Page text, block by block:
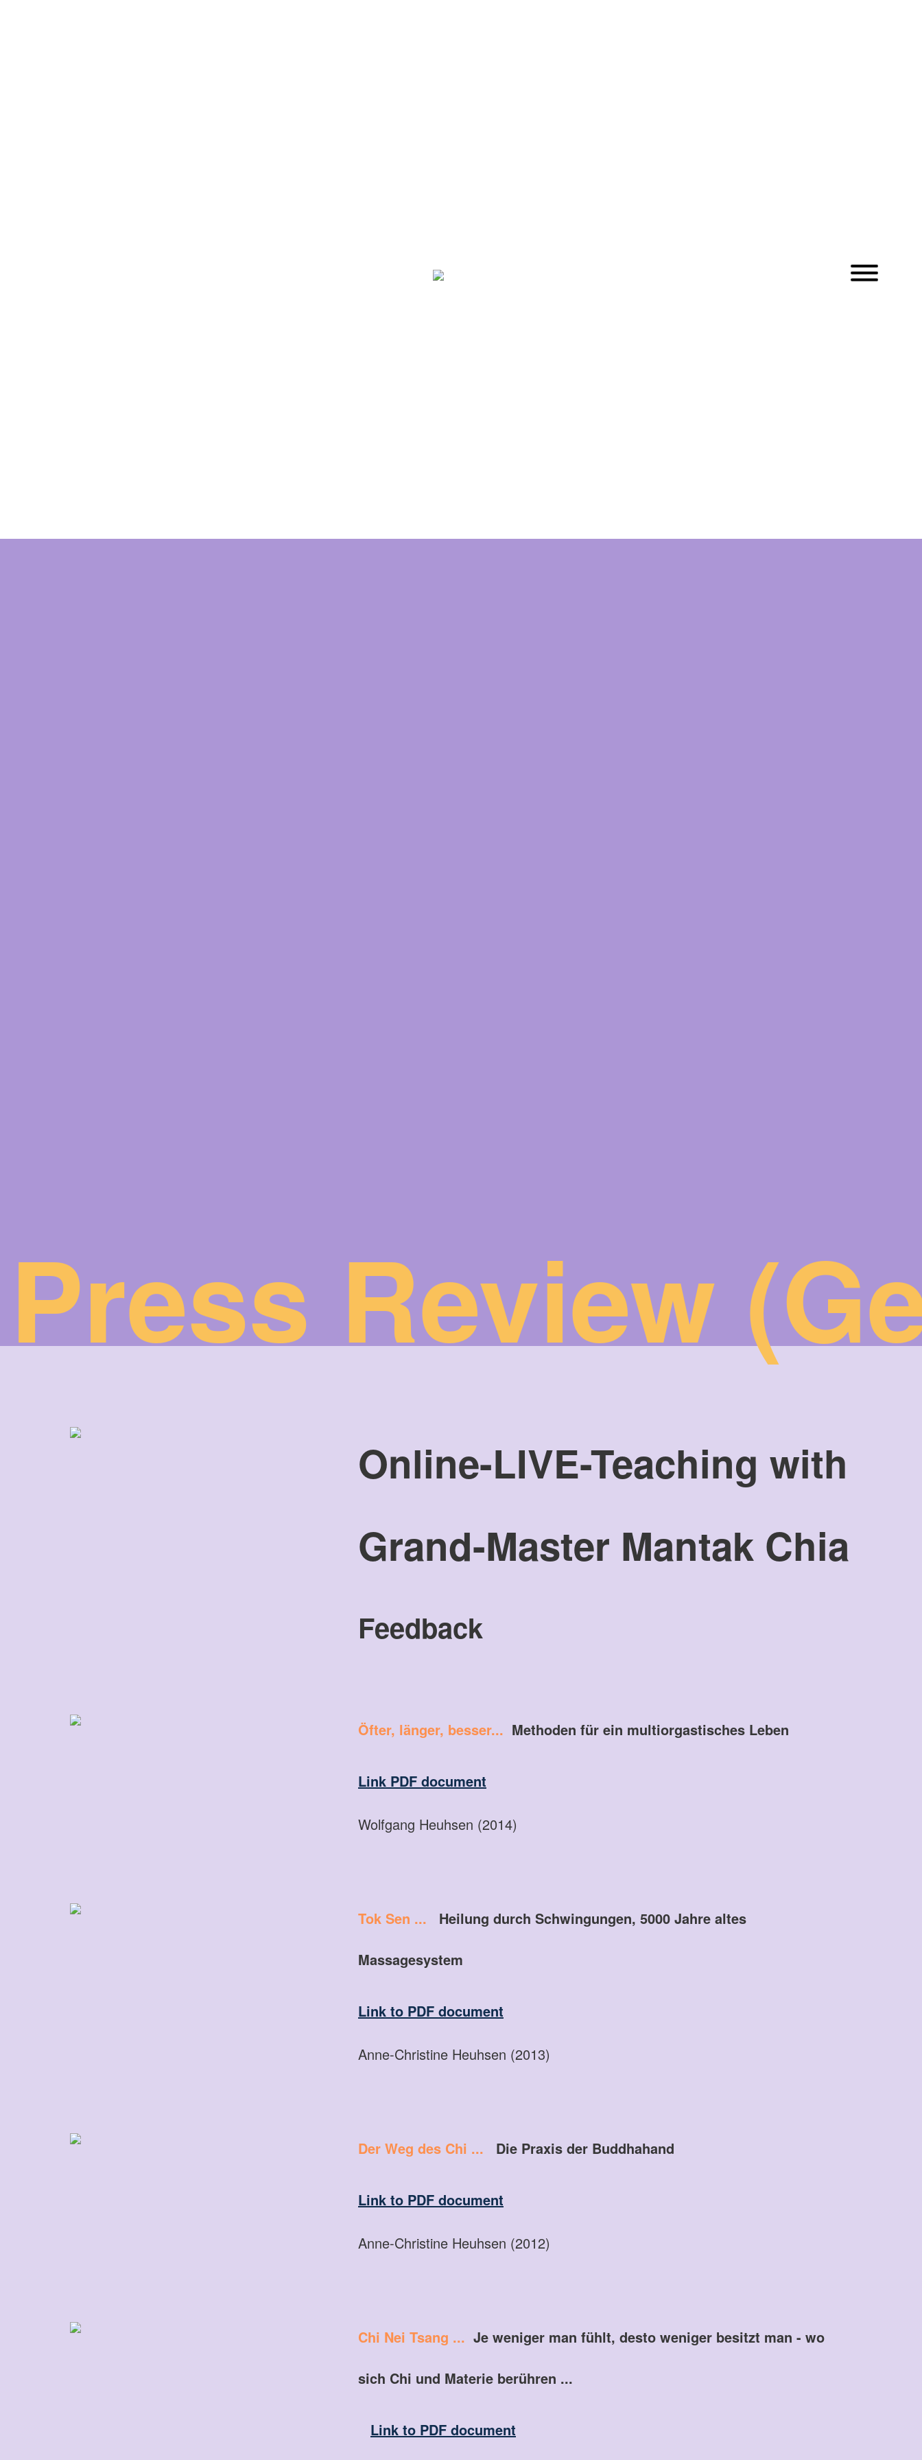
Press Review
Online-LIVE-Teaching with
Grand-Master Mantak Chia
Feedback
Öfter, länger, besser... Methoden für ein multiorgastisches Leben
Link PDF document
Wolfgang Heuhsen (2014)
Tok Sen ... Heilung durch Schwingungen, 5000 Jahre altes
Massagesystem
Link to PDF document
Anne-Christine Heuhsen (2013)
Der Weg des Chi ... Die Praxis der Buddhahand
Link to PDF document
Anne-Christine Heuhsen (2012)
Chi Nei Tsang ... Je weniger man fühlt, desto weniger besitzt man - wo
sich Chi und Materie berühren ...
Link to PDF document